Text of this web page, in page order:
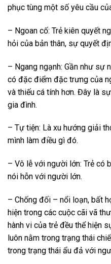
phục tùng một số yêu cầu
– Ngoan cố: Trẻ kiên quyết
hỏi của bản thân, sự quyết
– Ngang ngạnh: Gần như sự
có đặc điểm đặc trưng của
và thiếu cá tính hơn. Đây là
gia đình.
– Tự tiện: Là xu hướng giải
mình làm điều gì đó.
– Vô lễ với người lớn: Trẻ có
nói hỗn với người lớn.
– Chống đối – nổi loạn, bất
hiện trong các cuộc cãi vã
hành vi của trẻ đều thể hiện
luôn nằm trong trạng thái
trong trạng thái ẩu đả với